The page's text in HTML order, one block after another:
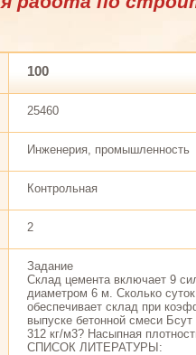
100
25460
Инженерия, промышленность
Контрольная
2
Задание
Склад цемента включает 9
диаметром 6 м. Сколько
обеспечивает склад при
выпуске бетонной смеси
312 кг/м3? Насыпная
СПИСОК ЛИТЕРАТУРЫ: